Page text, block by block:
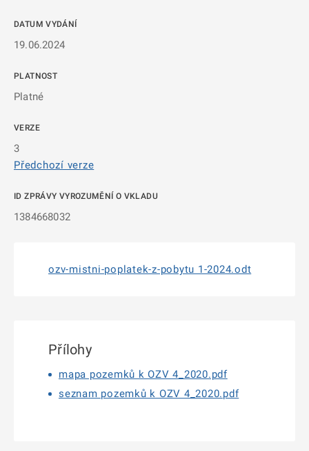
DATUM VYDÁNÍ
19.06.2024
PLATNOST
Platné
VERZE
3
Předchozí verze
ID ZPRÁVY VYROZUMĚNÍ O VKLADU
1384668032
ozv-mistni-poplatek-z-pobytu 1-2024.odt
Přílohy
mapa pozemků k OZV 4_2020.pdf
seznam pozemků k OZV 4_2020.pdf